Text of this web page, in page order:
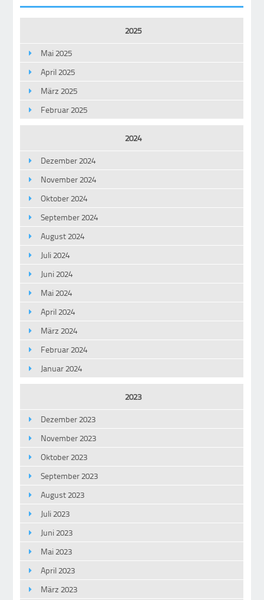
2025
Mai 2025
April 2025
März 2025
Februar 2025
2024
Dezember 2024
November 2024
Oktober 2024
September 2024
August 2024
Juli 2024
Juni 2024
Mai 2024
April 2024
März 2024
Februar 2024
Januar 2024
2023
Dezember 2023
November 2023
Oktober 2023
September 2023
August 2023
Juli 2023
Juni 2023
Mai 2023
April 2023
März 2023